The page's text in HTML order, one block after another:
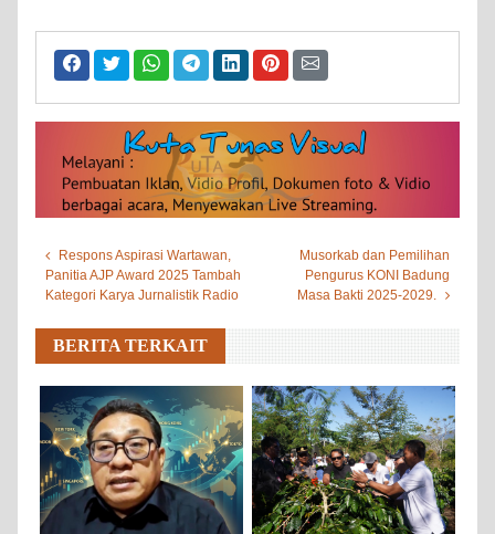
Respons Aspirasi Wartawan,
Panitia AJP Award 2025 Tambah
Kategori Karya Jurnalistik Radio
Musorkab dan Pemilihan
Pengurus KONI Badung
Masa Bakti 2025-2029.
BERITA TERKAIT